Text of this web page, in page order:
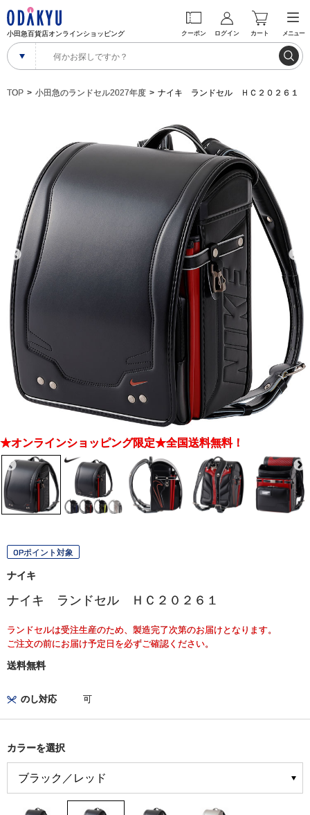
小田急百貨店オンラインショッピング クーポン ログイン カート メニュー
TOP 小田急のランドセル2027年度 ナイキ ランドセル ＨＣ２０２６１
★オンラインショッピング限定★全国送料無料！
OPポイント対象
ナイキ
ナイキ ランドセル ＨＣ２０２６１
ランドセルは受注生産のため、製造完了次第のお届けとなります。
ご注文の前にお届け予定日を必ずご確認ください。
送料無料
のし対応 可
カラーを選択